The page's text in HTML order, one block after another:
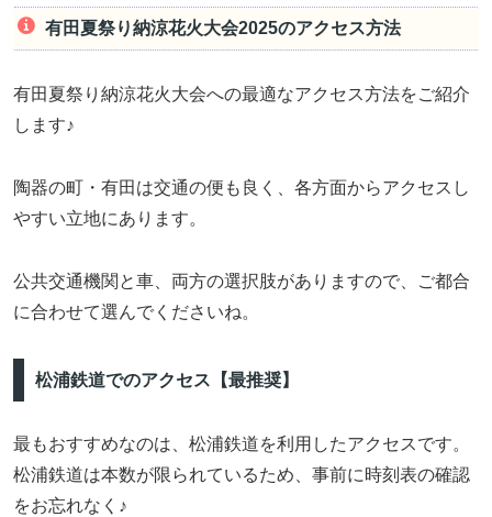
有田夏祭り納涼花火大会2025のアクセス方法
有田夏祭り納涼花火大会への最適なアクセス方法をご紹介
します♪
陶器の町・有田は交通の便も良く、各方面からアクセスし
やすい立地にあります。
公共交通機関と車、両方の選択肢がありますので、ご都合
に合わせて選んでくださいね。
松浦鉄道でのアクセス【最推奨】
最もおすすめなのは、松浦鉄道を利用したアクセスです。
松浦鉄道は本数が限られているため、事前に時刻表の確認
をお忘れなく♪